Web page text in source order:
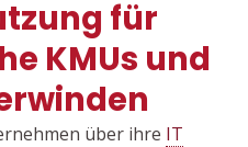
für
KMUs und
über ihre IT